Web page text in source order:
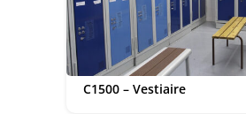
C1500 – Vestiaire